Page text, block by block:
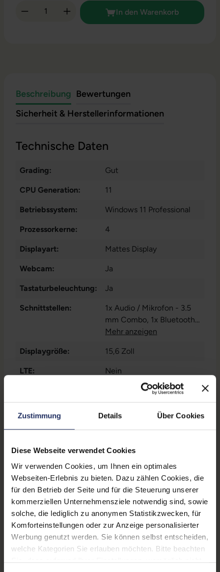
Zustimmung Details Über Cookies
Diese Webseite verwendet Cookies
Wir verwenden Cookies, um Ihnen ein optimales
Webseiten-Erlebnis zu bieten. Dazu zählen Cookies, die
für den Betrieb der Seite und für die Steuerung unserer
kommerziellen Unternehmensziele notwendig sind, sowie
solche, die lediglich zu anonymen Statistikzwecken, für
Komforteinstellungen oder zur Anzeige personalisierter
Werbung genutzt werden. Sie können selbst entscheiden,
welche Kategorien Sie erlauben möchten. Bitte beachten
Sie, dass aufgrund Ihrer Einstellungen, womöglich nicht
Produkt Anzahl: Gib den gewünschten
In den Warenkorb
Beschreibung Bewertungen
Sicherheit & Herstellerinformationen
Technische Daten
Grading: Gut
CPU Generation: 11
Betriebssystem: Windows 11 Professional
Prozessorkerne: 4
Displayart: Mattes Display
Webcam: Ja
Tastaturbeleuchtung: Ja
Schnittstellen:
1x Audio / Mikrofon - 3.5
mm Combo, 1x Bluetooth,
1x HDMI, 1x W-LAN
A
Mehr anzeigen
Displaygröße: 15,6 Zoll
LTE: Nein
1920 x 1080 FHD
Deutsch (QWERTZ) mit
Fingerprintreader: Nein
Zustand: Gebraucht
Partnerprogramm: Ja
Datenspeicher: 250 GB SSD
Arbeitsspeicher: 8 GB DDR4